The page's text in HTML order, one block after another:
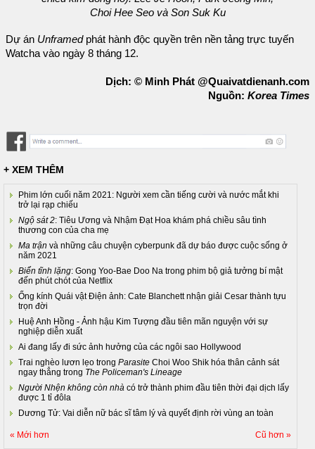
Choi Hee Seo và Son Suk Ku
Dự án Unframedphát hành độc quyền trên nền tảng trực tuyến
Watcha vào ngày 8 tháng 12.
Dịch: © Minh Phát @Quaivatdienanh.com
Nguồn: Korea Times
+ XEM THÊM
Phim lớn cuối năm 2021: Người xem cần tiếng cười và nước mắt khi
trở lại rạp chiếu
Ngộ sát 2: Tiêu Ương và Nhậm Đạt Hoa khám phá chiều sâu tình
thương con của cha mẹ
Ma trận và những câu chuyện cyberpunk đã dự báo được cuộc sống ở
năm 2021
Biển tĩnh lặng: Gong Yoo-Bae Doo Na trong phim bộ giả tưởng bí mật
đến phút chót của Netflix
Ống kính Quái vật Điện ảnh: Cate Blanchett nhận giải Cesar thành tựu
trọn đời
Huệ Anh Hồng - Ảnh hậu Kim Tượng đầu tiên mãn nguyện với sự
nghiệp diễn xuất
Ai đang lấy đi sức ảnh hưởng của các ngôi sao Hollywood
Trai nghèo lươn lẹo trong Parasite Choi Woo Shik hóa thân cảnh sát
ngay thẳng trong The Policeman's Lineage
Người Nhện không còn nhà có trở thành phim đầu tiên thời đại dịch lấy
được 1 tỉ đôla
Dương Tử: Vai diễn nữ bác sĩ tâm lý và quyết định rời vùng an toàn
« Mới hơn Cũ hơn »